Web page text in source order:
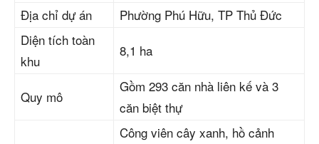
Địa chỉ dự án
Phường Phú Hữu, TP Thủ Đức
Diện tích toàn
khu
8,1 ha
Quy mô
Gồm 293 căn nhà liên kế và 3
căn biệt thự
Công viên cây xanh, hồ cảnh